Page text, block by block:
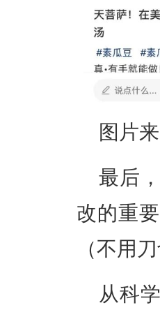
图片
最后
改的重
（不用
从科